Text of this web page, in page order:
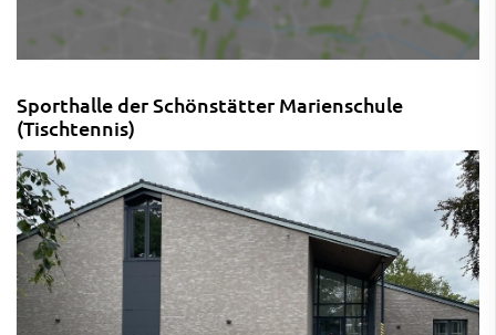
Sporthalle der Schönstätter Marienschule
(Tischtennis)